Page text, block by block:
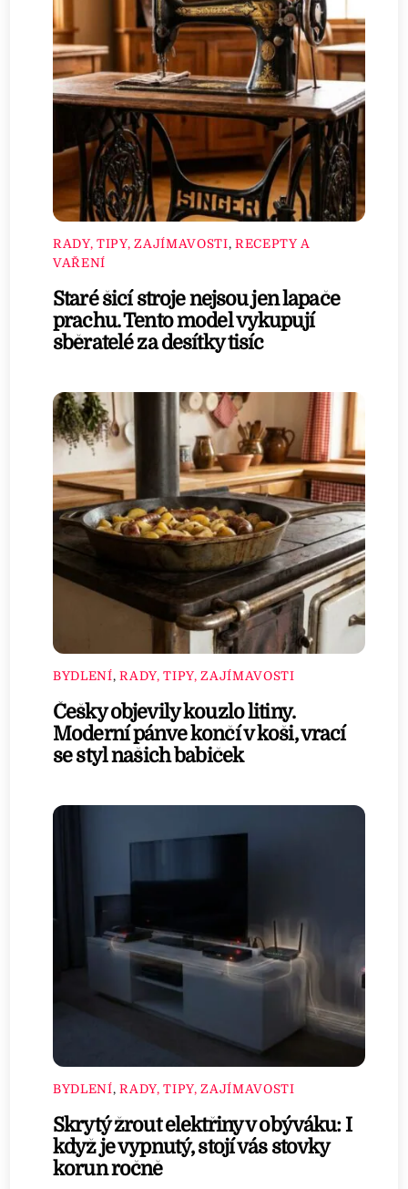
RADY, TIPY, ZAJÍMAVOSTI, RECEPTY A
VAŘENÍ
Staré šicí stroje nejsou jen lapače
prachu. Tento model vykupují
sběratelé za desítky tisíc
BYDLENÍ,RADY, TIPY, ZAJÍMAVOSTI
Češky objevily kouzlo litiny.
Moderní pánve končí v koši, vrací
se styl našich babiček
BYDLENÍ,RADY, TIPY, ZAJÍMAVOSTI
Skrytý žrout elektřiny v obýváku: I
když je vypnutý, stojí vás stovky
korun ročně